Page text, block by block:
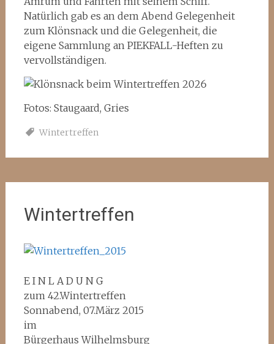
Natürlich gab es an dem Abend Gelegenheit
zum Klönsnack und die Gelegenheit, die
eigene Sammlung an PIEKFALL-Heften zu
vervollständigen.
Fotos: Staugaard, Gries
Wintertreffen
Wintertreffen
E I N L A D U N G
zum 42.Wintertreffen
Sonnabend, 07.März 2015
im
Bürgerhaus Wilhelmsburg